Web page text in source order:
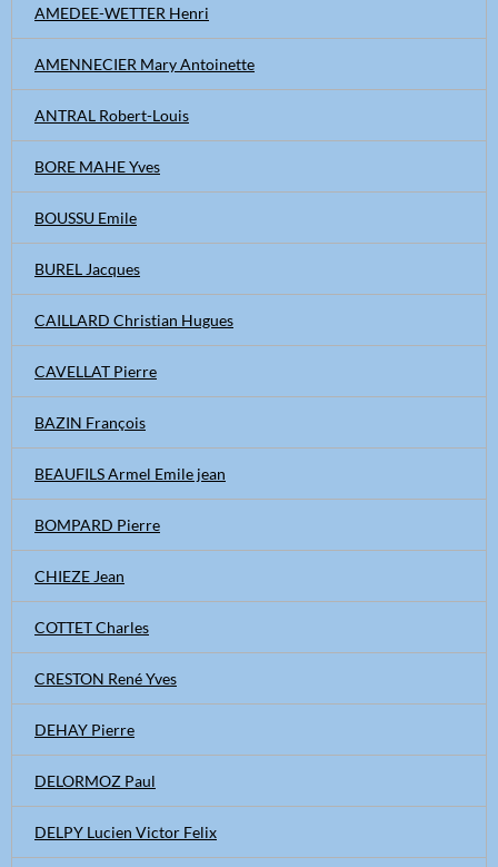
AMEDEE-WETTER Henri
AMENNECIER Mary Antoinette
ANTRAL Robert-Louis
BORE MAHE Yves
BOUSSU Emile
BUREL Jacques
CAILLARD Christian Hugues
CAVELLAT Pierre
BAZIN François
BEAUFILS Armel Emile jean
BOMPARD Pierre
CHIEZE Jean
COTTET Charles
CRESTON René Yves
DEHAY Pierre
DELORMOZ Paul
DELPY Lucien Victor Felix